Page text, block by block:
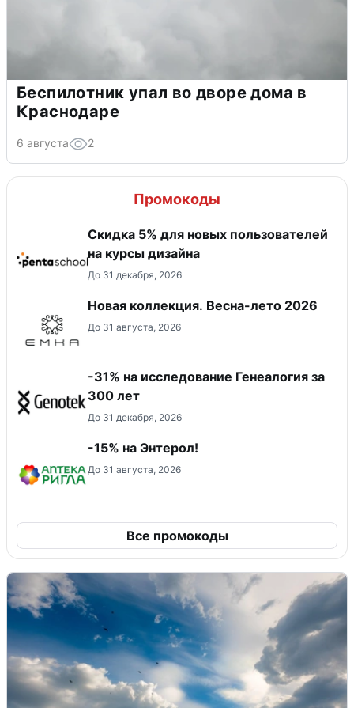
Беспилотник упал во дворе дома в
Краснодаре
6 августа 2
Промокоды
Скидка 5% для новых пользователей
на курсы дизайна
До 31 декабря, 2026
Новая коллекция. Весна-лето 2026
До 31 августа, 2026
-31% на исследование Генеалогия за
300 лет
До 31 декабря, 2026
-15% на Энтерол!
До 31 августа, 2026
Все промокоды